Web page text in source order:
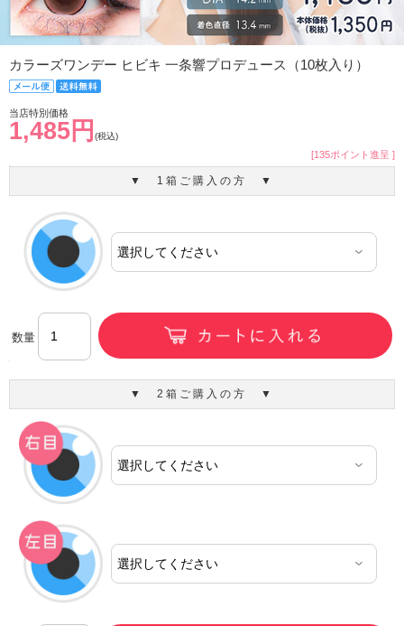
カラーズワンデー ヒビキ 一条響プロデュース（10枚入り）
当店特別価格
1,485円 (税込)
[135ポイント進呈 ]
▼ 1箱ご購入の方 ▼
数量
▼ 2箱ご購入の方 ▼